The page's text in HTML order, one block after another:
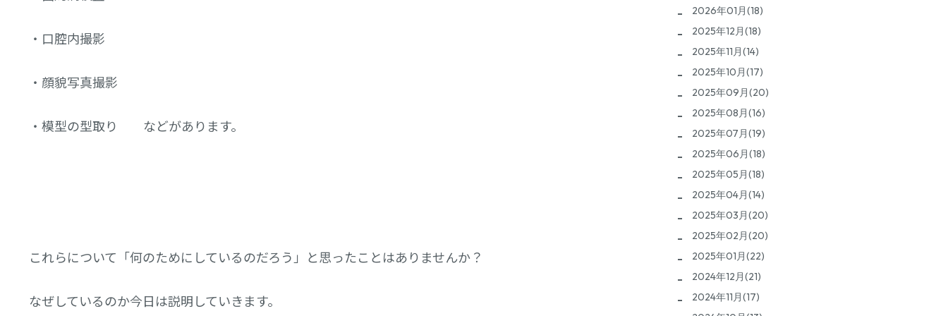
・口腔内撮影
・顔貌写真撮影
・模型の型取り などがあります。
これらについて「何のためにしているのだろう」と思ったことはありませんか？
なぜしているのか今日は説明していきます。
2026年01月(18)
2025年12月(18)
2025年11月(14)
2025年10月(17)
2025年09月(20)
2025年08月(16)
2025年07月(19)
2025年06月(18)
2025年05月(18)
2025年04月(14)
2025年03月(20)
2025年02月(20)
2025年01月(22)
2024年12月(21)
2024年11月(17)